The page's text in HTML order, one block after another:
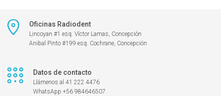
Oficinas Radiodent
Lincoyan #1 esq. Víctor Lamas, Concepción
Anibal Pinto #199 esq. Cochrane, Concepción
Datos de contacto
Llámenos al 41 222 4476
WhatsApp +56 984646507